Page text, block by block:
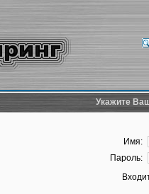
Укажите
Имя:
Пароль: